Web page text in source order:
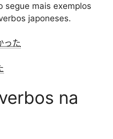
segue mais exemplos
japoneses.
った
na